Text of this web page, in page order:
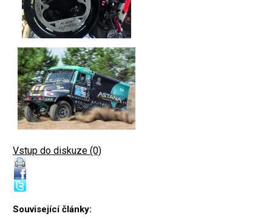
Vstup do diskuze (0)
Související články: